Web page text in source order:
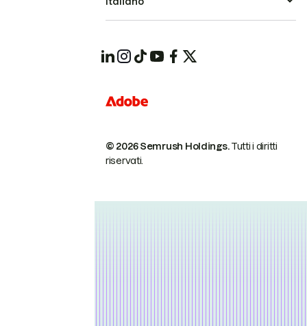
© 2026 Semrush Holdings.Tutti i diritti
riservati.